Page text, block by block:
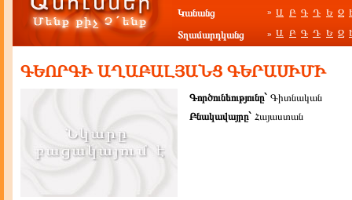
Կանանց » Ա Բ Գ Դ Ե Զ
Տղամարդկանց » Ա Բ Գ Դ Ե Զ
ԳԵՈՐԳԻ ԱՂԱԲԱԼՅԱՆՑ ԳԵՐԱՍԻՄԻ
Գործունեությունը` Գիտնական
Բնակավայրը` Հայաստան